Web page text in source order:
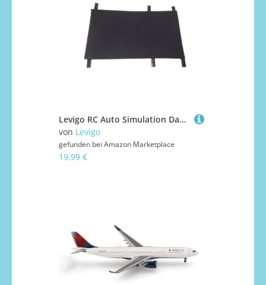
Levigo RC Auto Simulation Dach Wasserdicht Sonnenschutz Kompatibel mit Axial 1/10 SCX10 III CJ-7, RC Car Upgrade Parts Dach Sonnenblenden
von Levigo
gefunden bei Amazon Marketplace
19,99 €